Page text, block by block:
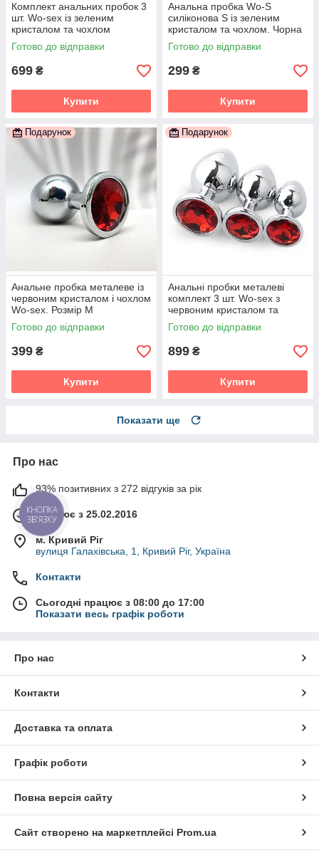
Комплект анальних пробок 3
шт. Wo-sex із зеленим
кристалом та чохлом
Готово до відправки
699 ₴
Купити
Анальна пробка Wo-S
силіконова S із зеленим
кристалом та чохлом. Чорна
Готово до відправки
299 ₴
Купити
Подарунок
Анальне пробка металеве із
червоним кристалом і чохлом
Wo-sex. Розмір М
Готово до відправки
399 ₴
Купити
Подарунок
Анальні пробки металеві
комплект 3 шт. Wo-sex з
червоним кристалом та
чохлом
Готово до відправки
899 ₴
Купити
Показати ще
Про нас
93% позитивних з 272 відгуків за рік
Працює з 25.02.2016
м. Кривий Ріг
вулиця Галахівська, 1, Кривий Ріг, Україна
Контакти
Сьогодні працює з 08:00 до 17:00
Показати весь графік роботи
Про нас
Контакти
Доставка та оплата
Графік роботи
Повна версія сайту
Сайт створено на маркетплейсі Prom.ua
КНОПКА
ЗВ'ЯЗКУ